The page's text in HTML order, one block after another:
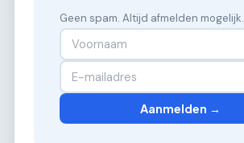
Geen spam. Altijd afmelden mogelijk.
Aanmelden →